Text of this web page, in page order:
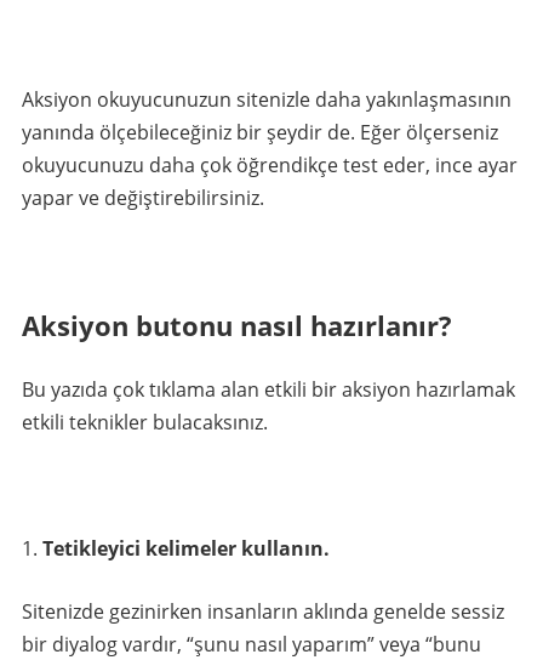
Aksiyon okuyucunuzun sitenizle daha yakınlaşmasının
yanında ölçebileceğiniz bir şeydir de. Eğer ölçerseniz
okuyucunuzu daha çok öğrendikçe test eder, ince ayar
yapar ve değiştirebilirsiniz.
Aksiyon butonu nasıl hazırlanır?
Bu yazıda çok tıklama alan etkili bir aksiyon hazırlamak
etkili teknikler bulacaksınız.
Tetikleyici kelimeler kullanın.
Sitenizde gezinirken insanların aklında genelde sessiz
bir diyalog vardır, “şunu nasıl yaparım” veya “bunu